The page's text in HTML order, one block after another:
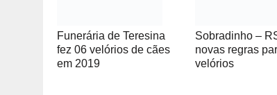
Funerária de Teresina
fez 06 velórios de cães
em 2019
Sobradinho –
novas regras
velórios